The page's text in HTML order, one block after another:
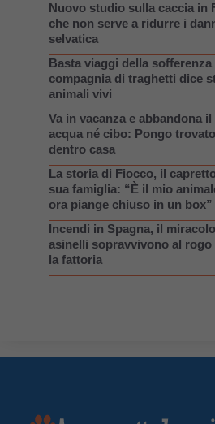
Nuovo studio sulla caccia in
che non serve a ridurre i
selvatica
Basta viaggi della
compagnia di traghetti dice
animali vivi
Va in vacanza e abbandona
acqua né cibo: Pongo
dentro casa
La storia di Fiocco, il
sua famiglia: “È il mio
ora piange chiuso in un box”
Incendi in Spagna, il
asinelli sopravvivono al
la fattoria